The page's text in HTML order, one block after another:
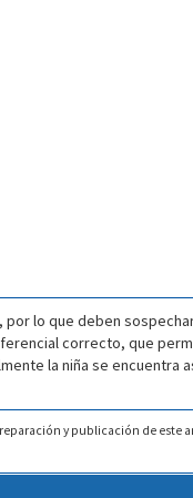
lo que deben
correcto, que
la niña se encuentra
y publicación de este